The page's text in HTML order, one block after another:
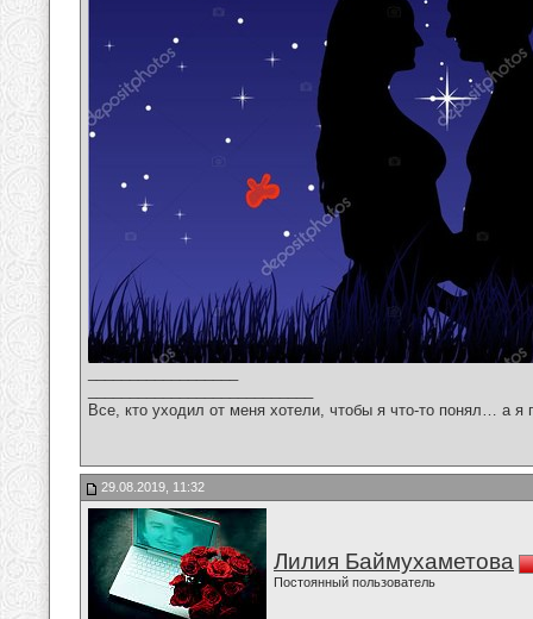
Все, кто уходил от меня хотели, чтобы я что-то понял… а
29.08.2019, 11:32
Лилия Баймухаметова
Постоянный пользователь